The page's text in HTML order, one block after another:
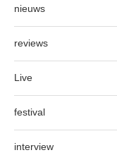
nieuws
reviews
Live
festival
interview